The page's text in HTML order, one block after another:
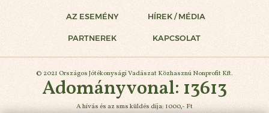
AZ ESEMÉNY HÍREK / MÉDIA
PARTNEREK KAPCSOLAT
© 2021 Országos Jótékonysági Vadászat Közhasznú Nonprofit Kft.
Adományvonal: 13613
A hívás és az sms küldés díja: 1000,- Ft